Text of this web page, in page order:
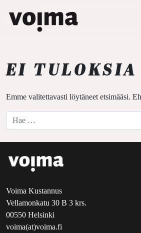
Päävalikko
EI TULOKSIA
Emme valitettavasti löytäneet etsimääsi.
Hae:
Voima Kustannus
Vellamonkatu 30 B 3 krs.
00550 Helsinki
voima(at)voima.fi